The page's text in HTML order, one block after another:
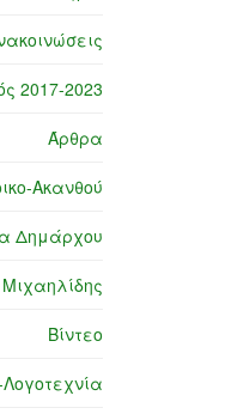
2017-2023
Άρθρα
Ακανθού
Δημάρχου
Βίντεο